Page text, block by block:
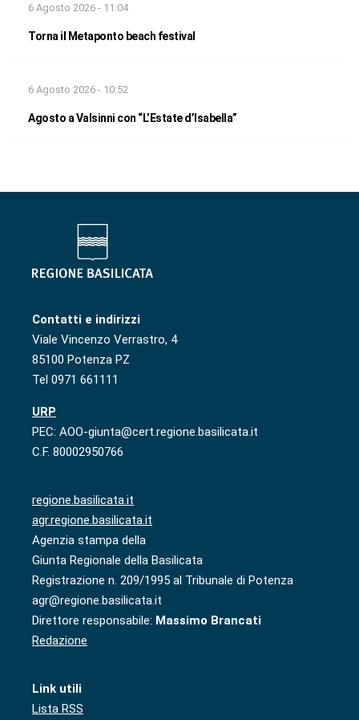
6 Agosto 2026 - 11:04
Torna il Metaponto beach festival
6 Agosto 2026 - 10:52
Agosto a Valsinni con “L’Estate d’Isabella”
Contatti e indirizzi
Viale Vincenzo Verrastro, 4
85100 Potenza PZ
Tel 0971 661111
URP
PEC: AOO-giunta@cert.regione.basilicata.it
C.F. 80002950766
regione.basilicata.it
agr.regione.basilicata.it
Agenzia stampa della
Giunta Regionale della Basilicata
Registrazione n. 209/1995 al Tribunale di Potenza
agr@regione.basilicata.it
Direttore responsabile: Massimo Brancati
Redazione
Link utili
Lista RSS